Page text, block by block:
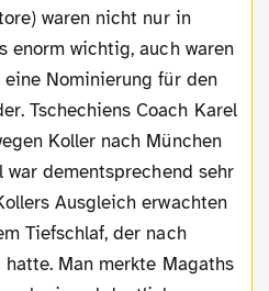
waren nicht nur in
enorm wichtig, auch waren
Nominierung für den
Tschechiens Coach Karel
Koller nach München
war dementsprechend sehr
Ausgleich erwachten
Tiefschlaf, der nach
Man merkte Magaths